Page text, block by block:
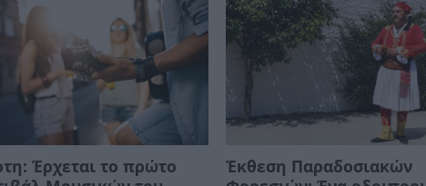
Έρχεται το πρώτο
Έκθεση Παραδοσιακών